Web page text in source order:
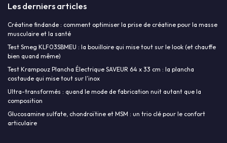
Les derniers articles
Créatine findande : comment optimiser la prise de créatine pour la masse
musculaire et la santé
Test Smeg KLF03SBMEU : la bouilloire qui mise tout sur le look (et chauffe
bien quand même)
Test Krampouz Plancha Électrique SAVEUR 64 x 33 cm : la plancha
costaude qui mise tout sur l’inox
Ultra-transformés : quand le mode de fabrication nuit autant que la
composition
Glucosamine sulfate, chondroïtine et MSM : un trio clé pour le confort
articulaire